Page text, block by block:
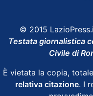
© 2015
Testata giornalistica
Civile di
È vietata la copia,
relativa citazione. I